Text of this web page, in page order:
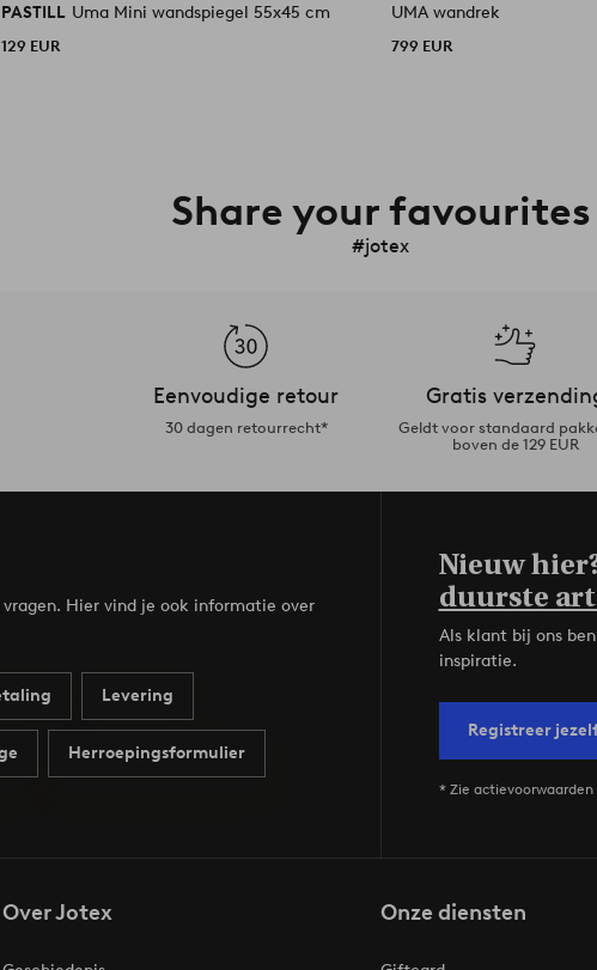
PASTILL Uma Mini wandspiegel 55x45 cm
129 EUR
UMA wandrek
799 EUR
Share your favourites
#jotex
Eenvoudige retour
30 dagen retourrecht*
Gratis
Geldt voor standaard
boven de 129 EUR
Hier vind je ook informatie over
Levering
Herroepingsformulier
Nieuw
duurste
Als klant bij ons
inspiratie.
Registreer
* Zie
Over Jotex Onze diensten